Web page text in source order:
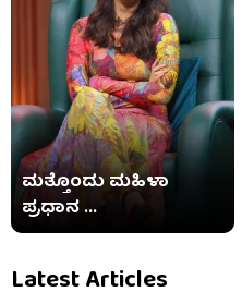
ಮತ್ತೊಂದು ಮಹಿಳಾ
ಪ್ರಧಾನ ...
Latest Articles